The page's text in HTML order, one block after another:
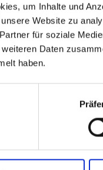
um Inhalte und
Website zu
für soziale
Daten
haben.
denn man
selbst. Im Kajak
der den Weg, den
hat richtig geholfen.
den noch
Charlotte
ein. Dort siegte
verkürzen.
in der
Ihre Zeit